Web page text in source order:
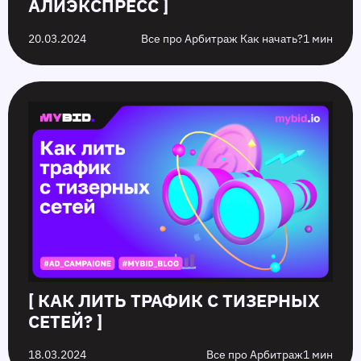
АЛИЭКСПРЕСС ]
20.03.2024 Все про Арбитраж Как начать?1 мин
[ КАК ЛИТЬ ТРАФИК С ТИЗЕРНЫХ
СЕТЕЙ? ]
18.03.2024 Все про Арбитраж1 мин